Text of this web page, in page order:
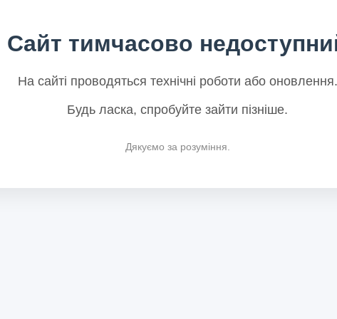
Сайт тимчасово
На сайті проводяться технічні роботи або оновлення.
Будь ласка, спробуйте зайти пізніше.
Дякуємо за розуміння.